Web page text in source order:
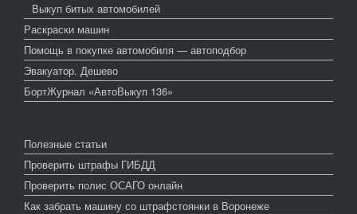
Выкуп битых автомобилей
Раскраски машин
Помощь в покупке автомобиля — автоподбор
Эвакуатор. Дешево
БортЖурнал «АвтоВыкуп 136»
Полезные статьи
Проверить штрафы ГИБДД
Проверить полис ОСАГО онлайн
Как забрать машину со штрафстоянки в Воронеже